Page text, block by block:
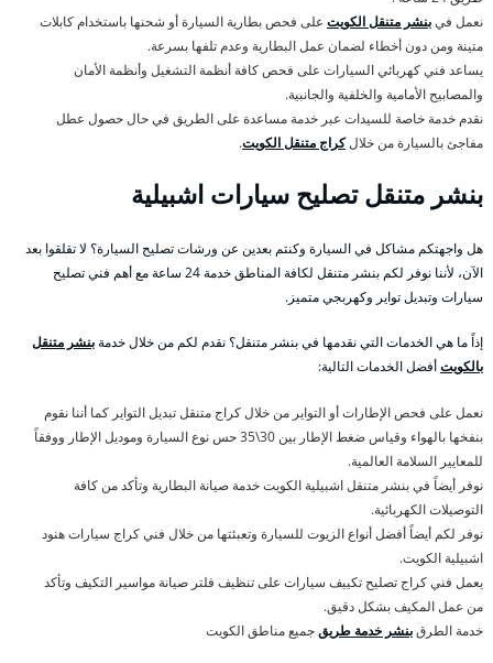
نعمل فيبنشر متنقل الكويت على فحص بطارية السيارة أو شحنها باستخدام كابلات
متينة ومن دون أخطاء لضمان عمل البطارية وعدم تلفها بسرعة.
يساعد فني كهربائي السيارات على فحص كافة أنظمة التشغيل وأنظمة الأمان
والمصابيح الأمامية والخلفية والجانبية.
نقدم خدمة خاصة للسيدات عبر خدمة مساعدة على الطريق في حال حصول عطل
مفاجئ بالسيارة من خلالكراج متنقل الكويت.
بنشر متنقل تصليح سيارات اشبيلية
هل واجهتكم مشاكل في السيارة وكنتم بعدين عن ورشات تصليح السيارة؟ لا تقلقوا بعد
الآن، لأننا نوفر لكم بنشر متنقل لكافة المناطق خدمة 24 ساعة مع أهم فني تصليح
سيارات وتبديل تواير وكهربجي متميز.
إذاً ما هي الخدمات التي نقدمها في بنشر متنقل؟ نقدم لكم من خلال خدمةبنشر متنقل
بالكويتأفضل الخدمات التالية:
نعمل على فحص الإطارات أو التواير من خلال كراج متنقل تبديل التواير كما أننا نقوم
بنفخها بالهواء وقياس ضغط الإطار بين 30\35 حس نوع السيارة وموديل الإطار ووفقاً
للمعايير السلامة العالمية.
نوفر أيضاً في بنشر متنقل اشبيلية الكويت خدمة صيانة البطارية وتأكد من كافة
التوصيلات الكهربائية.
نوفر لكم أيضاً أفضل أنواع الزيوت للسيارة وتعبئتها من خلال فني كراج سيارات هنود
اشبيلية الكويت.
يعمل فني كراج تصليح تكييف سيارات على تنظيف فلتر صيانة مواسير التكيف وتأكد
من عمل المكيف بشكل دقيق.
خدمة الطرقبنشر خدمة طريقجميع مناطق الكويت